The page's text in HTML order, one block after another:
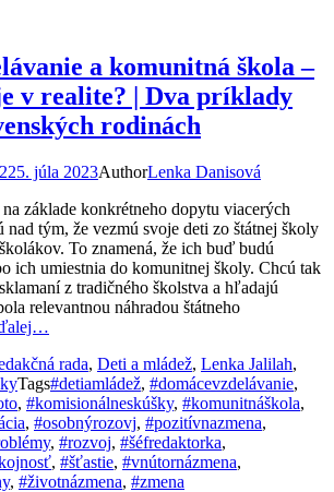
a komunitná škola –
v realite? | Dva príklady
rodinách
5. júla 2023AuthorLenka Danisová
základe konkrétneho dopytu viacerých
tým, že vezmú svoje deti zo štátnej školy
To znamená, že ich buď budú
ich umiestnia do komunitnej školy. Chcú tak
z tradičného školstva a hľadajú
relevantnou náhradou štátneho
rada, Deti a mládež, Lenka Jalilah,
Tags#detiamládež, #domácevzdelávanie,
, #komisionálneskúšky, #komunitnáškola,
, #osobnýrozovj, #pozitívnazmena,
, #rozvoj, #šéfredaktorka,
, #šťastie, #vnútornázmena,
, #životnázmena, #zmena